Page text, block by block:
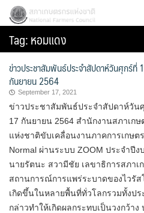
Skip
content
สภาเกษตรกรแห่งชาติ
Tag:หอมแดง
ข่าวประชาสัมพันธ์ประจำสัปดาห์วันศุกร์ที่
กันยายน 2564
September 17, 2021
ข่าวประชาสัมพันธ์ประจำสัปดาห์วัน
17 กันยายน 2564 สำนักงานสภาเกษ
แห่งชาติขับเคลื่อนงานภาคการเกษต
Normal ผ่านระบบ ZOOM ประจ
นายรัตนะ สวามีชัย เลขาธิการสภาเ
สถานการณ์การแพร่ระบาดของไวรัส
เกิดขึ้นในหลายพื้นที่ทั่วโลกรวมทั้งป
กล่าวทำให้เกิดผลกระทบเป็นวงกว้า